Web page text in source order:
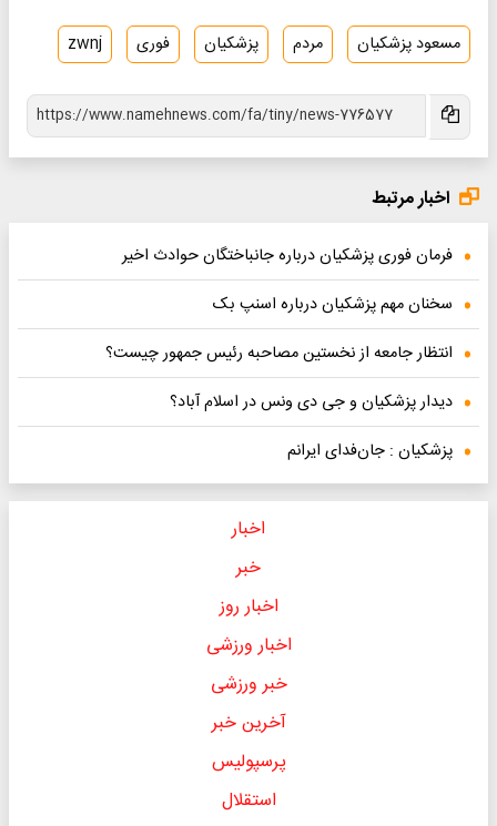
مسعود پزشکیان مردم پزشکیان فوری zwnj
اخبار مرتبط
فرمان فوری پزشکیان درباره جانباختگان حوادث اخیر
سخنان مهم پزشکیان درباره اسنپ بک
انتظار جامعه از نخستین مصاحبه رئیس جمهور چیست؟
دیدار پزشکیان و جی دی ونس در اسلام آباد؟
پزشکیان : جان‌فدای ایرانم
اخبار
خبر
اخبار روز
اخبار ورزشی
خبر ورزشی
آخرین خبر
پرسپولیس
استقلال